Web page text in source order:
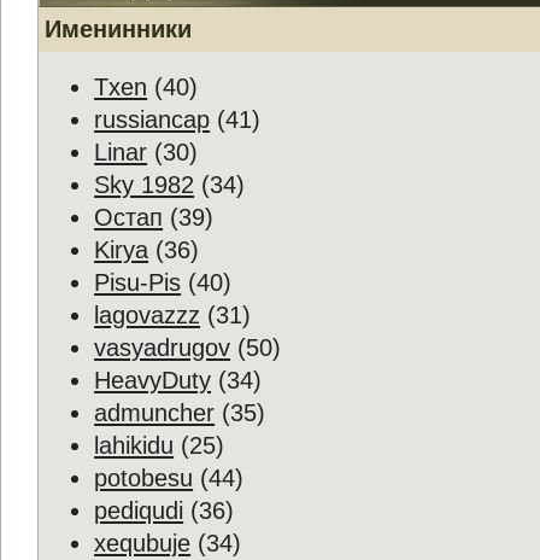
Именинники
Txen (40)
russiancap (41)
Linar (30)
Sky 1982 (34)
Остап (39)
Kirya (36)
Pisu-Pis (40)
lagovazzz (31)
vasyadrugov (50)
HeavyDuty (34)
admuncher (35)
lahikidu (25)
potobesu (44)
pediqudi (36)
xequbuje (34)